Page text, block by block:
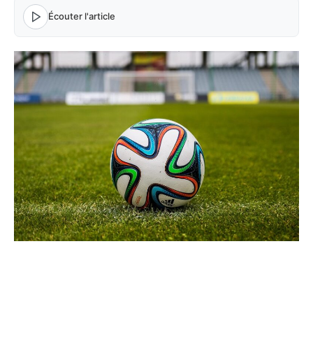
Écouter l'article